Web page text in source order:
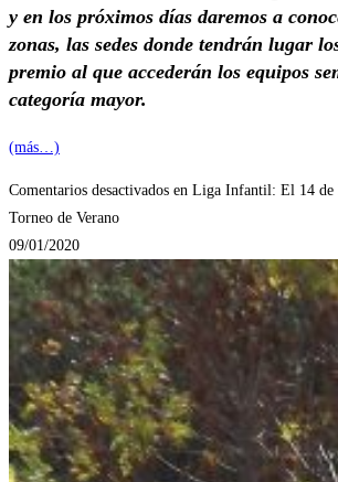
y en los próximos días daremos a
zonas, las sedes donde tendrán lugar
premio al que accederán los equipos
categoría mayor.
(más…)
Comentarios desactivados en Liga Infantil: El 14 de
Torneo de Verano
09/01/2020